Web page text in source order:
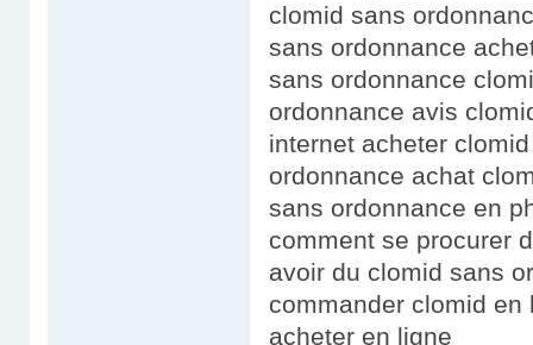
clomid sans
sans ordonnance
sans ordonnance
ordonnance avis
internet acheter
ordonnance achat
sans ordonnance en
comment se procurer
avoir du clomid sans
commander clomid
acheter en ligne